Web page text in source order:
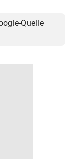
Quelle